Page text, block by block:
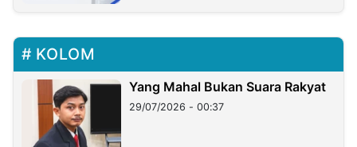
KOLOM
Yang Mahal Bukan Suara Rakyat
29/07/2026 - 00:37